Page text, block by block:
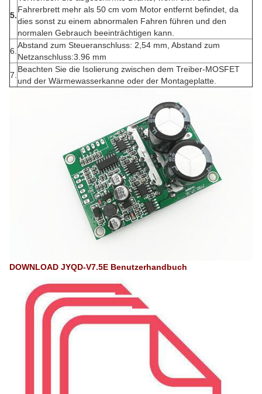
5.
Fahrerbrett mehr als 50 cm vom Motor entfernt befindet, da
dies sonst zu einem abnormalen Fahren führen und den
normalen Gebrauch beeinträchtigen kann.
6.
Abstand zum Steueranschluss: 2,54 mm, Abstand zum
Netzanschluss:3.96 mm
7.
Beachten Sie die Isolierung zwischen dem Treiber-MOSFET
und der Wärmewasserkanne oder der Montageplatte.
DOWNLOAD JYQD-V7.5E Benutzerhandbuch